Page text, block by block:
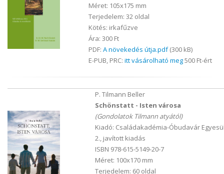
Méret: 105x175 mm
Terjedelem: 32 oldal
Kötés: irkafűzve
Ára: 300 Ft
PDF: A növekedés útja.pdf(300 kB)
E-PUB, PRC: itt vásárolható meg500 Ft-ért
P. Tilmann Beller
Schönstatt - Isten városa
(Gondolatok Tilmann atyától)
Kiadó: Családakadémia-Óbudavár
2., javított kiadás
ISBN 978-615-5149-20-7
Méret: 100x170 mm
Terjedelem: 60 oldal